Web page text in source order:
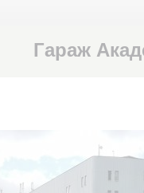
Гараж